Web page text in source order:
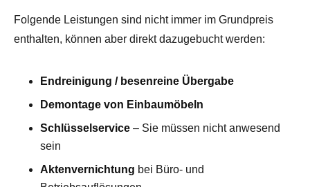
Folgende Leistungen sind nicht immer im Grundpreis
enthalten, können aber direkt dazugebucht werden:
Endreinigung / besenreine Übergabe
Demontage von Einbaumöbeln
Schlüsselservice – Sie müssen nicht anwesend
sein
Aktenvernichtung bei Büro- und